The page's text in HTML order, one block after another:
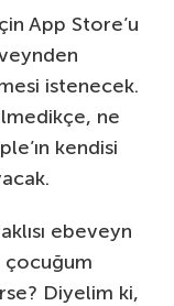
App Store’u
istenecek.
ne
kendisi
ebeveyn
çocuğum
Diyelim ki,